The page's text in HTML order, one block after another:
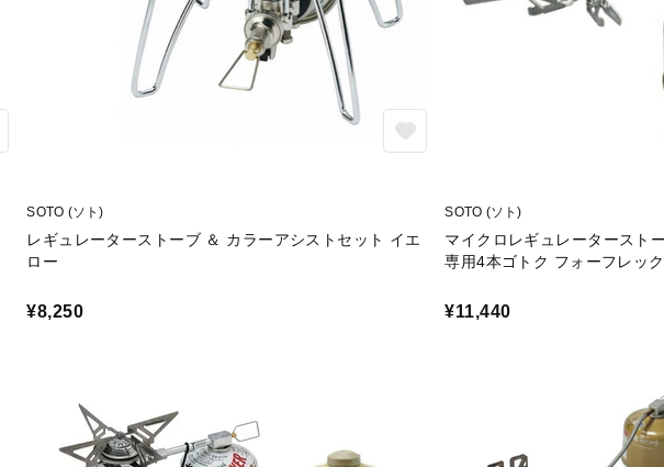
SOTO (ソト)
レギュレーターストーブ ＆ カラーアシストセット イエ
ロー
¥8,250
SOTO (ソト)
マイクロレギュレータースト
専用4本ゴトク フォーフレッ
¥11,440